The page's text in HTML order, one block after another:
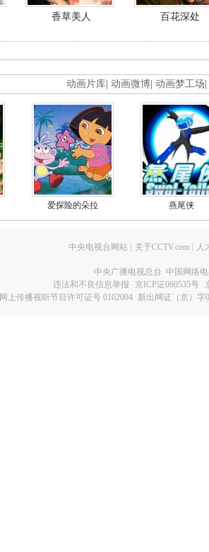
香草美人 百花深处
动画片库 动画微博 动画梦工场
爱探险的朵拉 燕尾侠
中央电视台网站 关于CCTV.com 人
中央广播电视总台 中国网络
违法和不良信息举报
京ICP证060535号
网上传播视听节目许可证号 0102004 新出网证（京）